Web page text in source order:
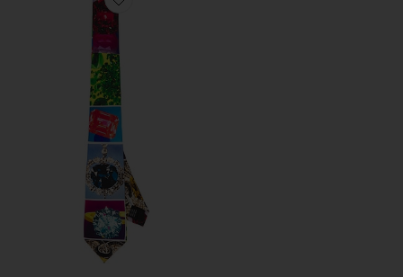
Favorite JEWEL ネクタイ